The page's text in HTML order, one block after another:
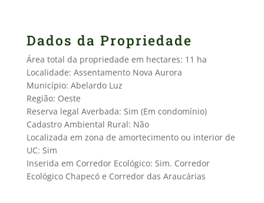
Dados da Propriedade
Área total da propriedade em hectares: 11 ha
Localidade: Assentamento Nova Aurora
Município: Abelardo Luz
Região: Oeste
Reserva legal Averbada: Sim (Em condomínio)
Cadastro Ambiental Rural: Não
Localizada em zona de amortecimento ou interior de
UC: Sim
Inserida em Corredor Ecológico: Sim. Corredor
Ecológico Chapecó e Corredor das Araucárias